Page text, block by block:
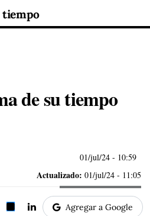
tiempo
de su tiempo
01/jul/24 - 10:59
Actualizado: 01/jul/24 - 11:05
Agregar a Google